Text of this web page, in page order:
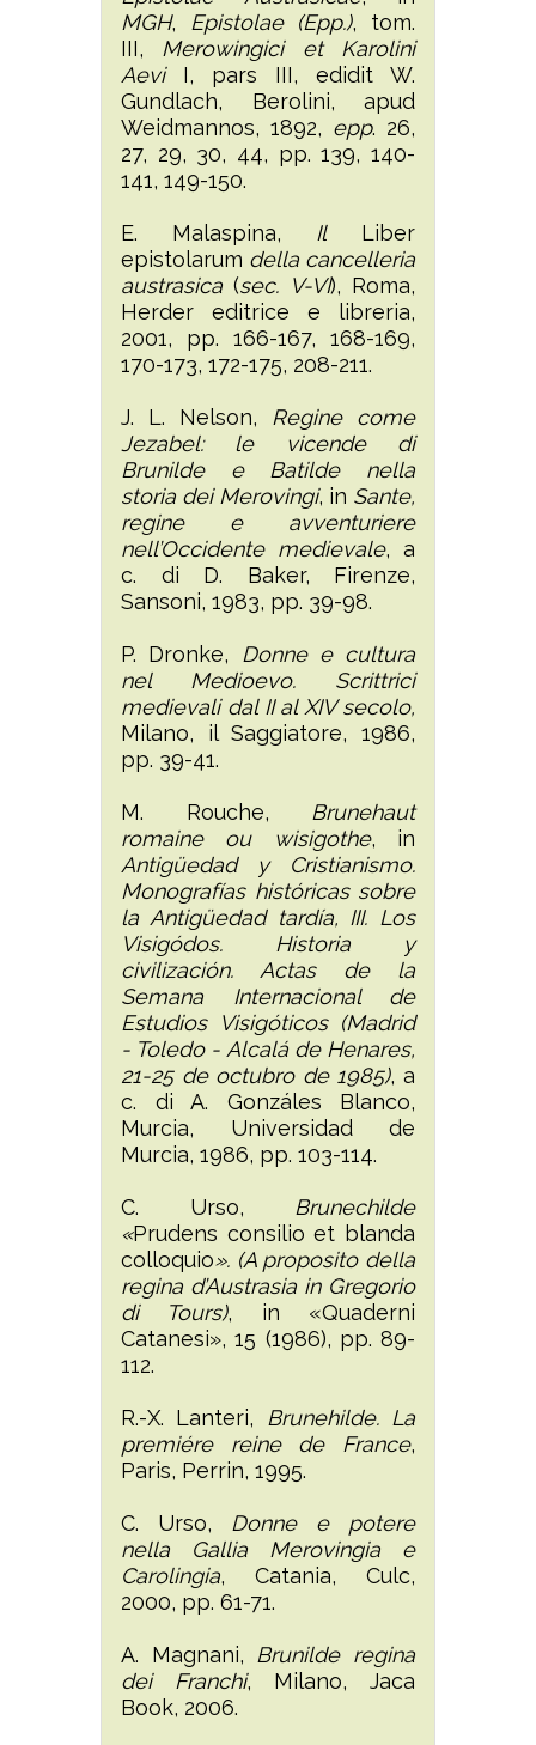
MGH, Epistolae (Epp.), tom.
III, Merowingici et Karolini
AeviI, pars III, edidit W.
Gundlach, Berolini, apud
Weidmannos, 1892, epp. 26,
27, 29, 30, 44, pp. 139, 140-
141, 149-150.
E. Malaspina, IlLiber
epistolarum della cancelleria
austrasica(sec. V-VI), Roma,
Herder editrice e libreria,
2001, pp. 166-167, 168-169,
170-173, 172-175, 208-211.
J. L. Nelson, Regine come
Jezabel: le vicende di
Brunilde e Batilde nella
storia dei Merovingi, in Sante,
regine e avventuriere
nell’Occidente medievale, a
c. di D. Baker, Firenze,
Sansoni, 1983, pp. 39-98.
P. Dronke,
Donne e cultura
nel Medioevo. Scrittrici
medievali dal II al XIV secolo,
Milano, il Saggiatore, 1986,
pp. 39-41.
M. Rouche, Brunehaut
romaine ou wisigothe, in
Antigüedad y Cristianismo.
Monografías históricas sobre
la Antigüedad tardía, III. Los
Visigódos. Historia y
civilización. Actas de la
Semana Internacional de
Estudios Visigóticos (Madrid
- Toledo - Alcalá de Henares,
21-25 de octubro de 1985), a
c. di A. Gonzáles Blanco,
Murcia, Universidad de
Murcia, 1986, pp. 103-114.
C. Urso, Brunechilde
«Prudens consilio et blanda
colloquio». (A proposito della
regina d’Austrasia in Gregorio
di Tours), in «Quaderni
Catanesi», 15 (1986), pp. 89-
112.
R.-X. Lanteri,
Brunehilde. La
premiére reine de France,
Paris, Perrin, 1995.
C. Urso, Donne e potere
nella Gallia Merovingia e
Carolingia, Catania, Culc,
2000, pp. 61-71.
A. Magnani, Brunilde regina
dei Franchi, Milano, Jaca
Book, 2006.